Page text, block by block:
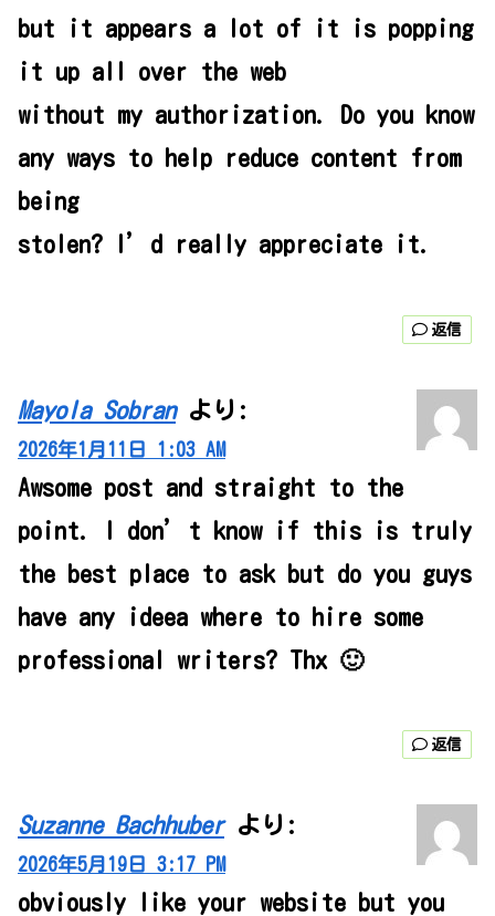
but it appears a lot of it is popping
it up all over the web
without my authorization. Do you know
any ways to help reduce content from
being
stolen? I’d really appreciate it.
返信
Mayola Sobran より:
2026年1月11日 1:03 AM
Awsome post and straight to the
point. I don’t know if this is truly
the best place to ask but do you guys
have any ideea where to hire some
professional writers? Thx 🙂
返信
Suzanne Bachhuber より:
2026年5月19日 3:17 PM
obviously like your website but you